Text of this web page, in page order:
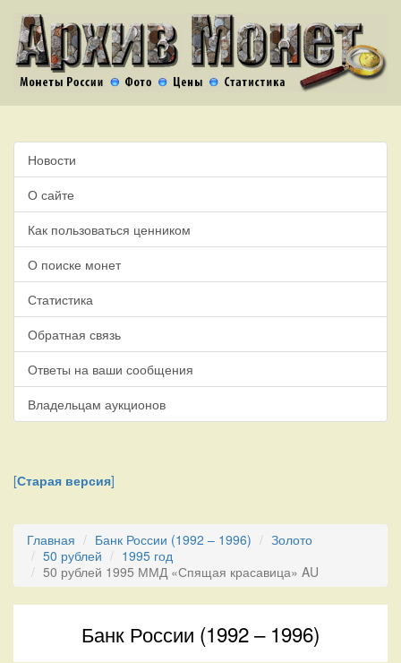
Новости
О сайте
Как пользоваться ценником
О поиске монет
Статистика
Обратная связь
Ответы на ваши сообщения
Владельцам аукционов
[Старая версия]
Главная Банк России (1992 – 1996)
Золото
50 рублей
1995 год
50 рублей 1995 ММД «Спящая красавица» AU
Банк России (1992 – 1996)